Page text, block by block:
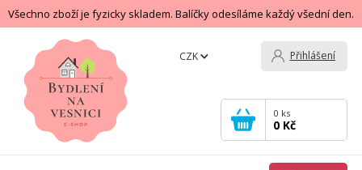
Všechno zboží je fyzicky skladem. Balíčky odesíláme každý všední den.
CZK Přihlášení
0 ks
0 Kč